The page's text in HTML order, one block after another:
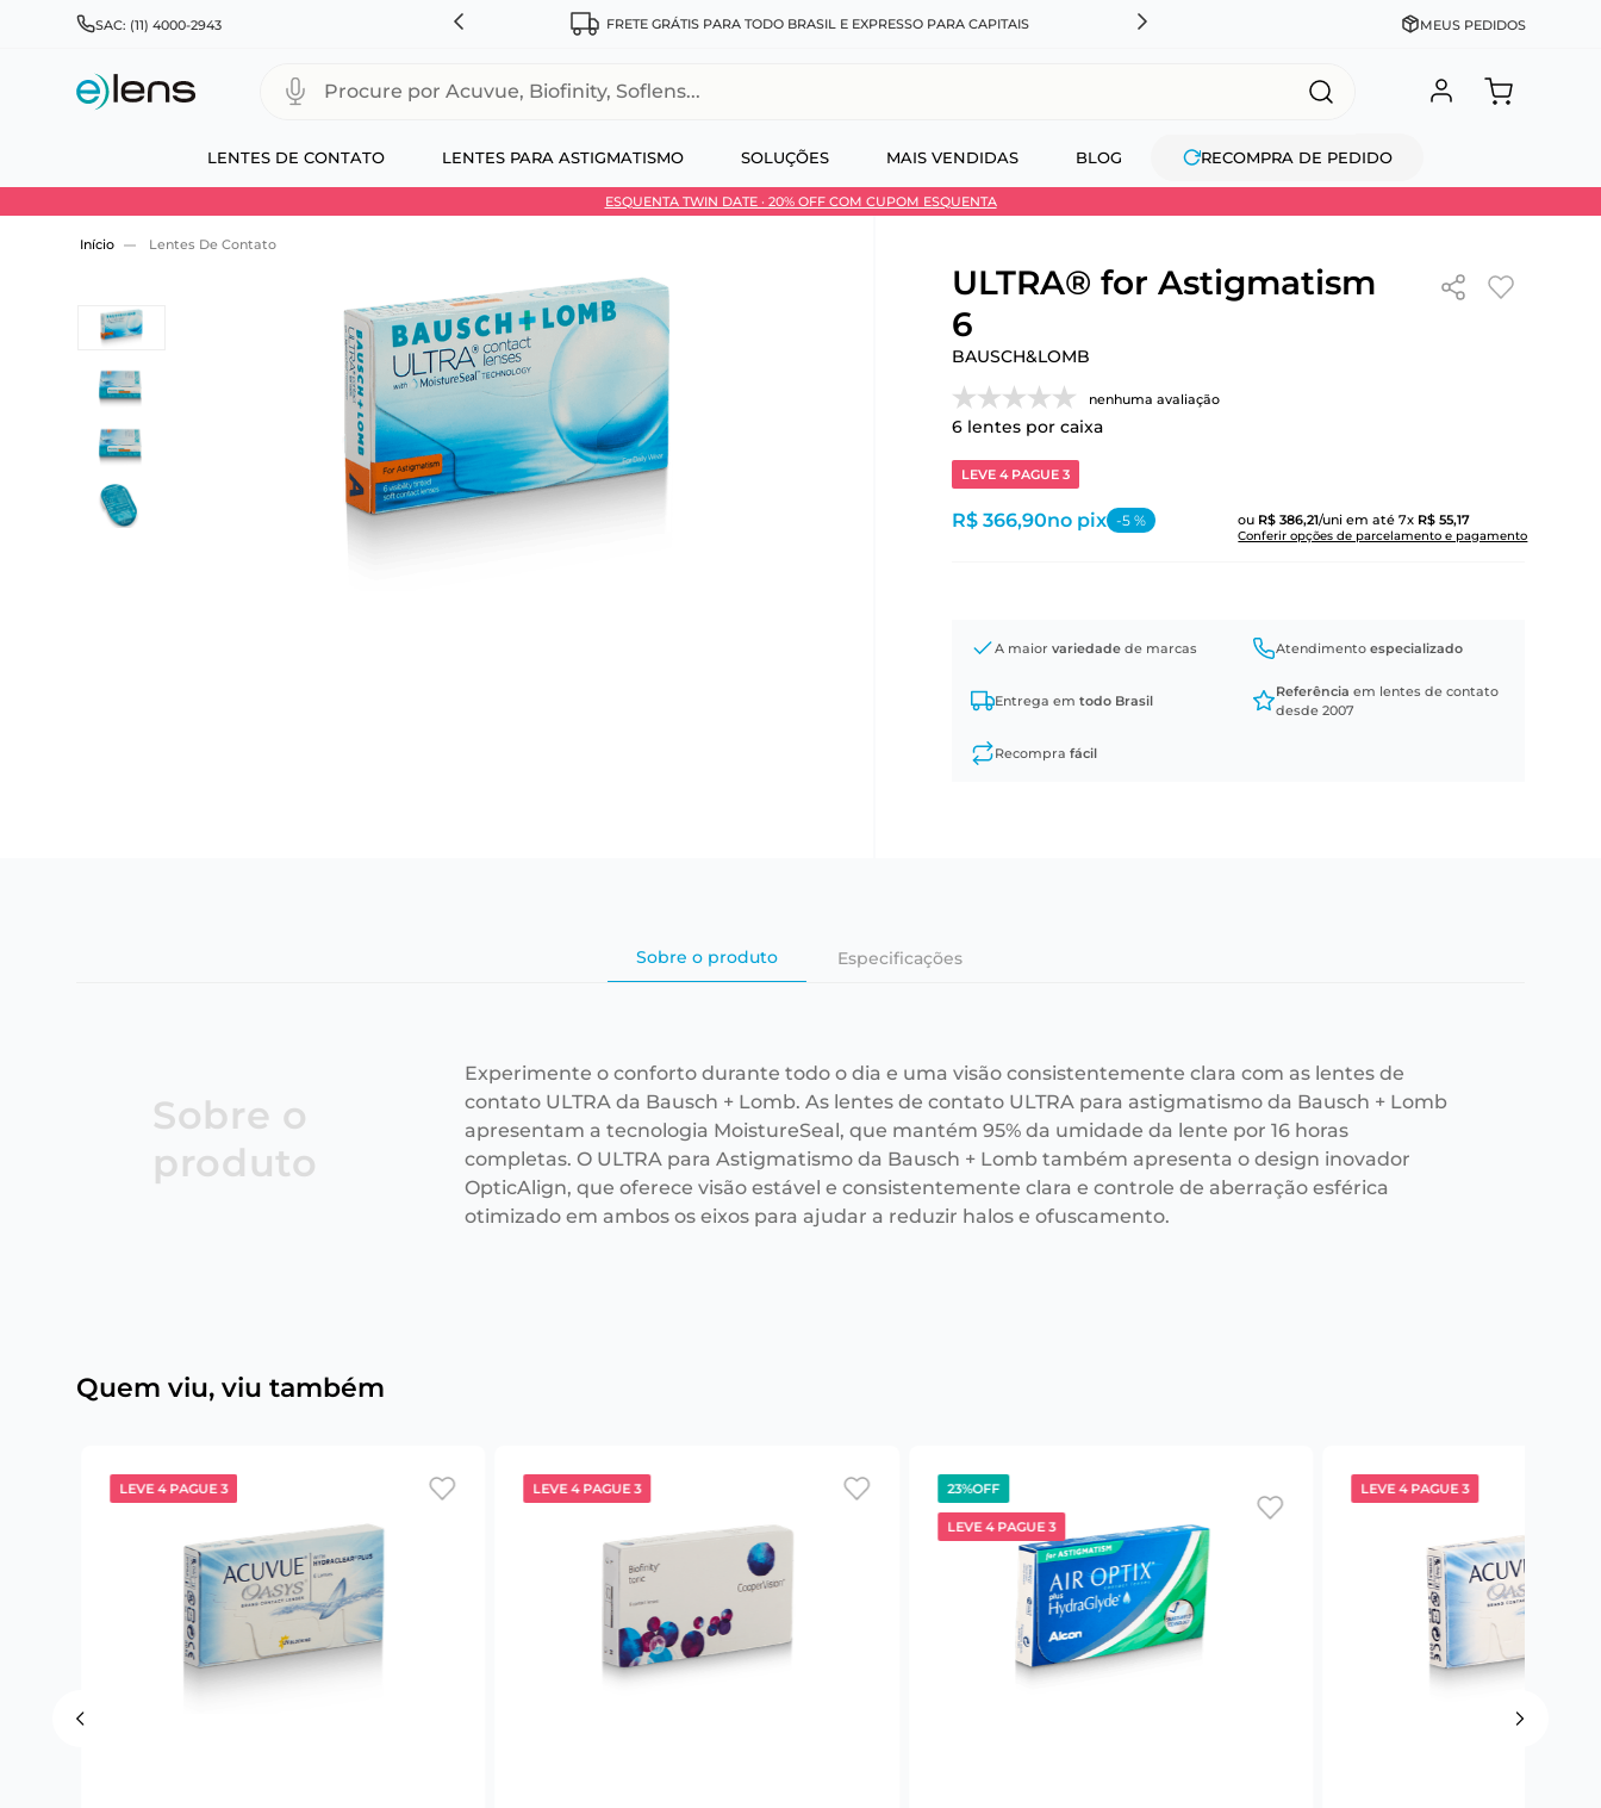
SAC: (11) 4000-2943
& JOHNSON, ALCON, BAUSCH+LOMB E COOPERVISION FRETE GRÁTIS PARA TODO BRASIL E EXPRESSO PARA CAPITAIS CADASTRE-SE GANHE 10% NA PRIMEIRA COMPRA +
MEUS PEDIDOS
LENTES DE CONTATO LENTES PARA ASTIGMATISMO SOLUÇÕES MAIS VENDIDAS BLOG RECOMPRA DE PEDIDO
Procure por Acuvue, Biofinity, Soflens...
ESQUENTA TWIN DATE · 20% OFF COM CUPOM ESQUENTA
Use 30HOJE e ganhe 30% OFF + economia extra no Pix
Lentes De Contato
ULTRA® for Astigmatism
6
BAUSCH&LOMB
nenhuma avaliação
6lentes por caixa
LEVE 4 PAGUE 3
ou R$ 386,21/uni em até7x R$ 55,17
Conferir opções de parcelamento e pagamento
R$ 366,90no pix -5%
A maior variedadede marcas Atendimentoespecializado
Entrega em todo Brasil
Referência em lentes de contato
desde 2007
Recompra fácil
Sobre o produto Especificações
Sobre o
produto
Experimente o conforto durante todo o dia e uma visão consistentemente clara com as lentes de
contato ULTRA da Bausch + Lomb. As lentes de contato ULTRA para astigmatismo da Bausch + Lomb
apresentam a tecnologia MoistureSeal, que mantém 95% da umidade da lente por 16 horas
completas. O ULTRA para Astigmatismo da Bausch + Lomb também apresenta o design inovador
OpticAlign, que oferece visão estável e consistentemente clara e controle de aberração esférica
otimizado em ambos os eixos para ajudar a reduzir halos e ofuscamento.
Quem viu, viu também
LEVE 4 PAGUE 3 LEVE 4 PAGUE 3 23%OFF
LEVE 4 PAGUE 3
LEVE 4 PAGUE 3